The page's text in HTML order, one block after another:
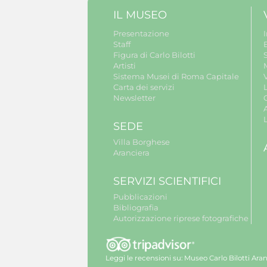
IL MUSEO
Presentazione
Staff
Figura di Carlo Bilotti
Artisti
Sistema Musei di Roma Capitale
Carta dei servizi
Newsletter
SEDE
Villa Borghese
Aranciera
SERVIZI SCIENTIFICI
Pubblicazioni
Bibliografia
Autorizzazione riprese fotografiche
Leggi le recensioni su: Museo Carlo Bilotti